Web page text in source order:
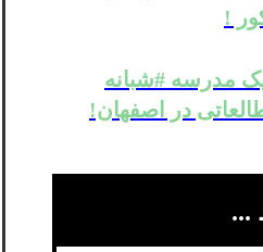
!
یک مدرسه #شبانه
در اصفهان!
...